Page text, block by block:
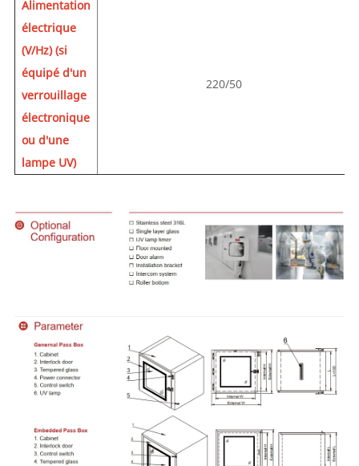
Alimentation
électrique
(V/Hz) (si
équipé d'un
verrouillage
électronique
ou d'une
lampe UV)
220/50